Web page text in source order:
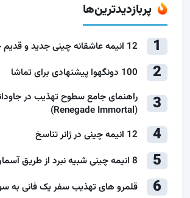
پربازدیدترین‌ها
1 12 انیمه عاشقانه چینی جدید و قدیم جذاب
2 100 دونگهوا پیشنهادی برای تماشا
3
راهنمای جامع سطوح تهذیب در
(Renegade Immortal)
4 12 انیمه چینی در ژانر تناسخ
5 8 انیمه چینی شبیه نبرد از طریق آسمان ها
6 قلمرو های تهذیب سفر یک فانی به